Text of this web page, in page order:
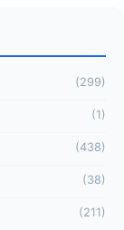
(299)
(1)
(438)
(38)
(211)